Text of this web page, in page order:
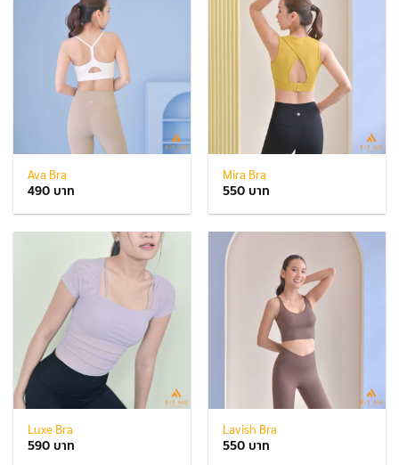
Ava Bra
490
Mira Bra
550
Luxe Bra
590
Lavish Bra
550